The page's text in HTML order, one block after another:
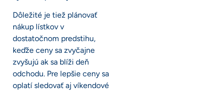
Dôležité je tiež plánovať
nákup lístkov v
dostatočnom predstihu,
keďže ceny sa zvyčajne
zvyšujú ak sa blíži deň
odchodu. Pre lepšie ceny sa
oplatí sledovať aj víkendové